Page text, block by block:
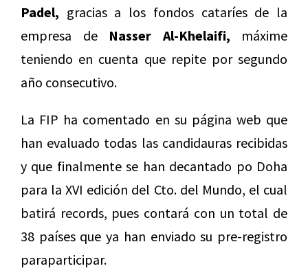
Padel, gracias a los fondos cataríes de la
empresa de Nasser Al-Khelaifi, máxime
teniendo en cuenta que repite por segundo
año consecutivo.
La FIP ha comentado en su página web que
han evaluado todas las candidauras recibidas
y que finalmente se han decantado po Doha
para la XVI edición del Cto. del Mundo, el cual
batirá records, pues contará con un total de
38 países que ya han enviado su pre-registro
paraparticipar.